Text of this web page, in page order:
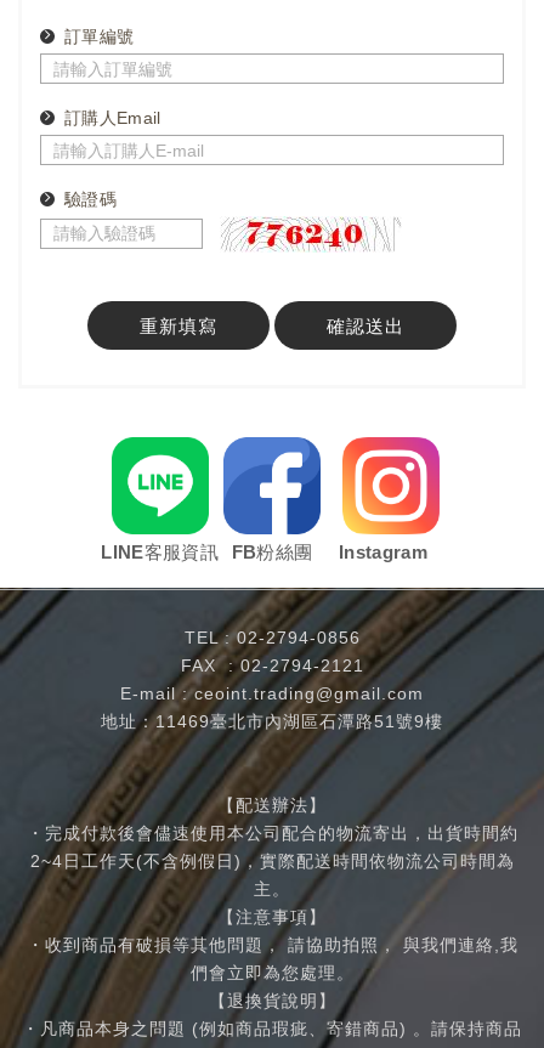
訂單編號
訂購人Email
驗證碼
重新填寫 確認送出
LINE客服資訊 FB粉絲團 Instagram
TEL :02-2794-0856
FAX : 02-2794-2121
E-mail :ceoint.trading@gmail.com
地址：11469臺北市內湖區石潭路51號9樓
【配送辦法】
・完成付款後會儘速使用本公司配合的物流寄出，出貨時間約
2~4日工作天(不含例假日)，實際配送時間依物流公司時間為
主。
【注意事項】
・收到商品有破損等其他問題， 請協助拍照， 與我們連絡,我
們會立即為您處理。
【退換貨說明】
・凡商品本身之問題 (例如商品瑕疵、寄錯商品) 。請保持商品